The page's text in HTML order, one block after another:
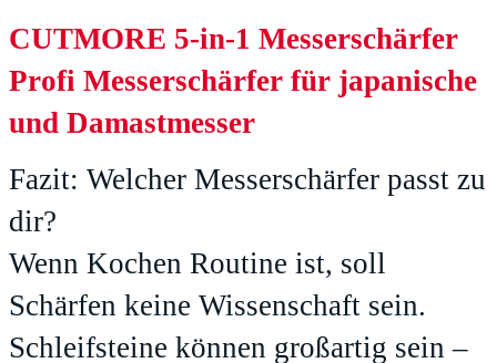
CUTMORE 5-in-1 Messerschärfer
Profi Messerschärfer für japanische
und Damastmesser
Fazit: Welcher Messerschärfer passt zu
dir?
Wenn Kochen Routine ist, soll
Schärfen keine Wissenschaft sein.
Schleifsteine können großartig sein –